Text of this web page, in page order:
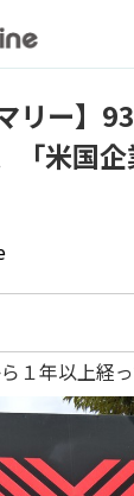
リー】
「米国
１年以上経っ